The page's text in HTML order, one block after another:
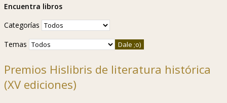
Encuentra libros
Categorías
Temas
Premios Hislibris de literatura histórica
(XV ediciones)